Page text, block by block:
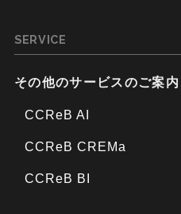
SERVICE
その他のサービスのご案内
CCReB AI
CCReB CREMa
CCReB BI